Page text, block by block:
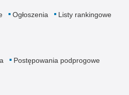
Ogłoszenia
Listy rankingowe
Postępowania podprogowe